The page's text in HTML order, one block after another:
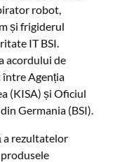
robot,
și frigiderul
IT BSI.
acordului de
între Agenția
(KISA) și Oficiul
Germania (BSI).
a rezultatelor